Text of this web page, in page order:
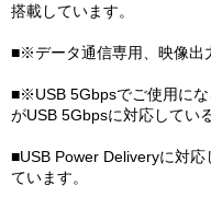
搭載しています。
■※データ通信専用、映像出
■※USB 5Gbpsでご使用にな
がUSB 5Gbpsに対応してい
■USB Power Deliveryに対
ています。